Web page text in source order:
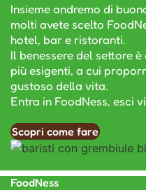
Insieme andremo di
molti avete scelto
hotel, bar e ristoranti.
Il benessere del settore
più esigenti, a cui
gustoso della vita.
Entra in FoodNess, esci
Scopri come fare
FoodNess